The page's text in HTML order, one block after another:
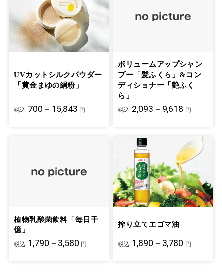
UVカットシルクパウダー
「黄金まゆの絹粉」
税込 700－15,843 円
ボリュームアップシャン
プー「髪ふくら」&コン
ディショナー「艶ふく
ら」
税込 2,093－9,618 円
植物乳酸菌飲料「毎日千
億」
税込 1,790－3,580 円
搾り立てエゴマ油
税込 1,890－3,780 円